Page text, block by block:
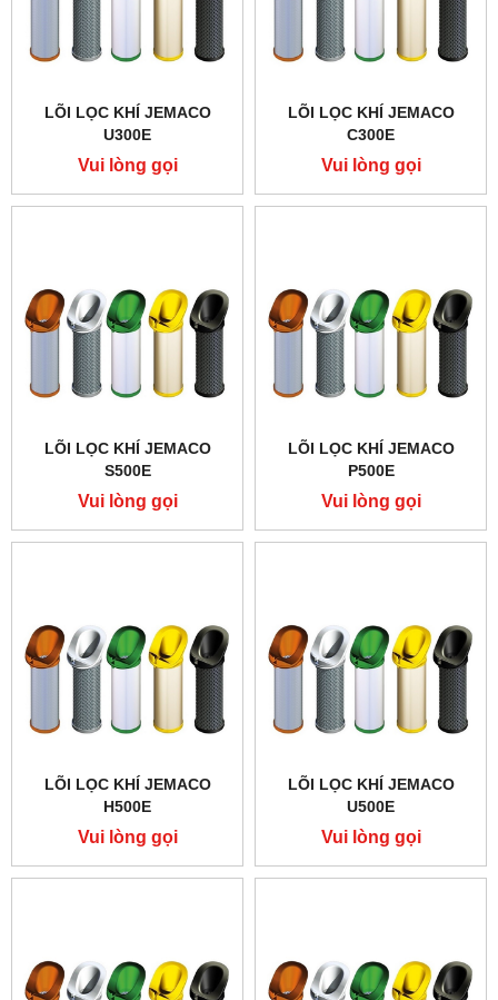
LÕI LỌC KHÍ JEMACO
U300E
Vui lòng gọi
LÕI LỌC KHÍ JEMACO
C300E
Vui lòng gọi
LÕI LỌC KHÍ JEMACO
S500E
Vui lòng gọi
LÕI LỌC KHÍ JEMACO
P500E
Vui lòng gọi
LÕI LỌC KHÍ JEMACO
H500E
Vui lòng gọi
LÕI LỌC KHÍ JEMACO
U500E
Vui lòng gọi